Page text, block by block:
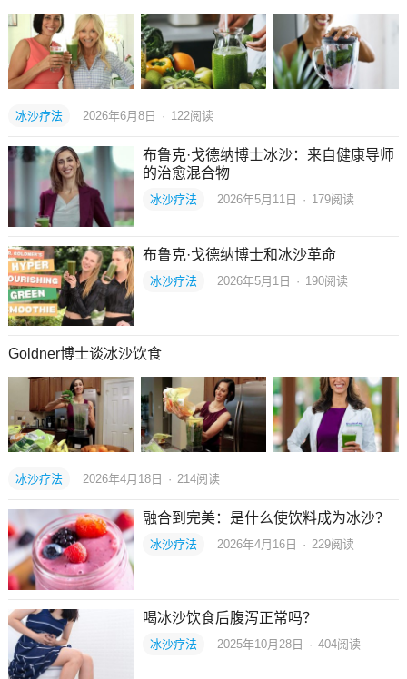
冰沙疗法 2026年6月8日 · 122阅读
布鲁克·戈德纳博士冰沙：来自健康导师
的治愈混合物
冰沙疗法 2026年5月11日 · 179阅读
布鲁克·戈德纳博士和冰沙革命
冰沙疗法 2026年5月1日 · 190阅读
Goldner博士谈冰沙饮食
冰沙疗法 2026年4月18日 · 214阅读
融合到完美：是什么使饮料成为冰沙？
冰沙疗法 2026年4月16日 · 229阅读
喝冰沙饮食后腹泻正常吗？
冰沙疗法 2025年10月28日 · 404阅读